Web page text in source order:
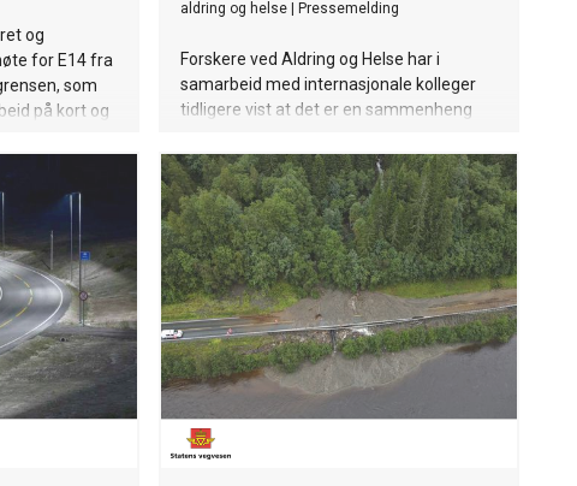
og
for E14 fra
som
på kort og
og Finland
av
aldring og helse
Pressemelding
Forskere ved Aldring og Helse har i
samarbeid med internasjonale kolleger
tidligere vist at det er en sammenheng
har de funnet en tydelig sammenheng
med redusert kognitiv funksjon, også hos
personer uten demens.